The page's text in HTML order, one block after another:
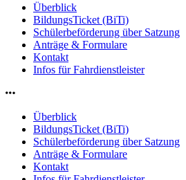
Überblick
BildungsTicket (BiTi)
Schülerbeförderung über Satzung
Anträge & Formulare
Kontakt
Infos für Fahrdienstleister
Überblick
BildungsTicket (BiTi)
Schülerbeförderung über Satzung
Anträge & Formulare
Kontakt